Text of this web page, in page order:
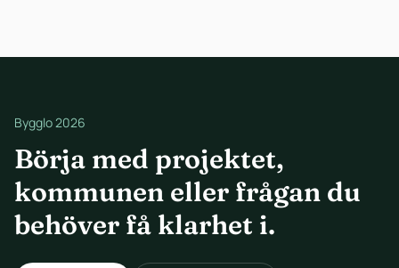
Bygglo 2026
Börja med projektet,
kommunen eller frågan du
behöver få klarhet i.